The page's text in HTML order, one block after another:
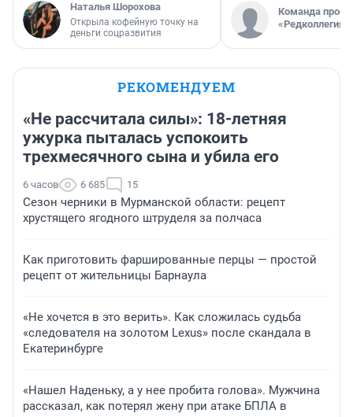
Наталья Шорохова
Открыла кофейную точку на
деньги соцразвития
Команда
«Редколлегия»
РЕКОМЕНДУЕМ
«Не рассчитала силы»: 18-летняя
ужурка пыталась успокоить
трехмесячного сына и убила его
6 часов 6 685 15
Сезон черники в Мурманской области: рецепт
хрустящего ягодного штруделя за полчаса
Как приготовить фаршированные перцы — простой
рецепт от жительницы Барнаула
«Не хочется в это верить». Как сложилась судьба
«следователя на золотом Lexus» после скандала в
Екатеринбурге
«Нашел Наденьку, а у нее пробита голова». Мужчина
рассказал, как потерял жену при атаке БПЛА в